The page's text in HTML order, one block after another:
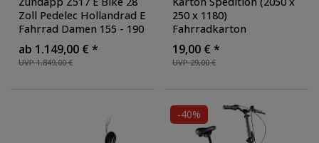
Zoll Pedelec Hollandrad E
Fahrrad Damen 155 - 190
cm mit 7 Gang
Nabenschaltung Rücktritt
Citybike Nabenmotor
UVP 1.849,00 €
ab 1.149,00 € *
250 x 1180)
Fahrradkarton
Verpackung
UVP 29,00 €
19,00 € *
-40%